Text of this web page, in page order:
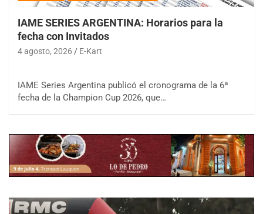
IAME SERIES ARGENTINA: Horarios para la
fecha con Invitados
4 agosto, 2026 E-Kart
IAME Series Argentina publicó el cronograma de la 6ª
fecha de la Champion Cup 2026, que…